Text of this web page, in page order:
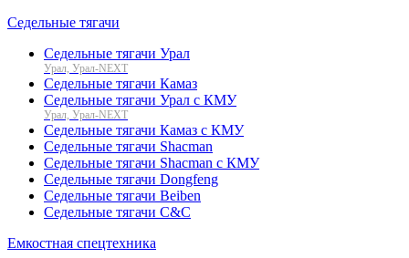
Седельные тягачи
Седельные тягачи Урал
Урал, Урал-NEXT
Седельные тягачи Камаз
Седельные тягачи Урал с КМУ
Урал, Урал-NEXT
Седельные тягачи Камаз с КМУ
Седельные тягачи Shacman
Седельные тягачи Shacman с КМУ
Седельные тягачи Dongfeng
Седельные тягачи Beiben
Седельные тягачи C&C
Емкостная спецтехника